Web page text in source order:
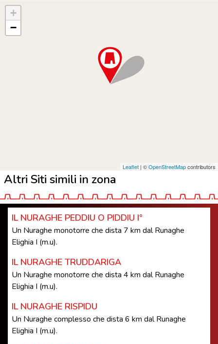
+
−
Leaflet | ©OpenStreetMapcontributors
Altri Siti simili in zona
IL NURAGHE PEDDIU O PIDDIU I°
Un Nuraghe monotorre che dista 7 km dal Runaghe
Elighia I (m.u).
IL NURAGHE TRUDDARIGA
Un Nuraghe monotorre che dista 4 km dal Runaghe
Elighia I (m.u).
IL NURAGHE RISPIDU
Un Nuraghe complesso che dista 6 km dal Runaghe
Elighia I (m.u).